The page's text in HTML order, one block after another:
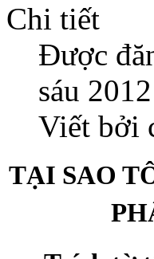
Chi tiết
Được
sáu
Viết bởi
TẠI SAO